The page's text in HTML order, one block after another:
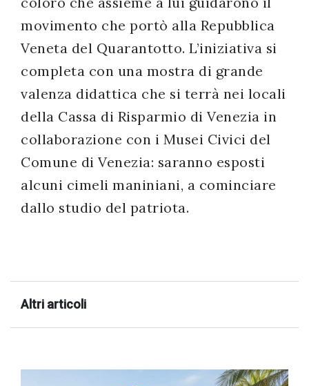
movimento che portò alla Repubblica
Veneta del Quarantotto. L’iniziativa si
completa con una mostra di grande
valenza didattica che si terrà nei locali
della Cassa di Risparmio di Venezia in
collaborazione con i Musei Civici del
Comune di Venezia: saranno esposti
alcuni cimeli maniniani, a cominciare
dallo studio del patriota.
Altri articoli